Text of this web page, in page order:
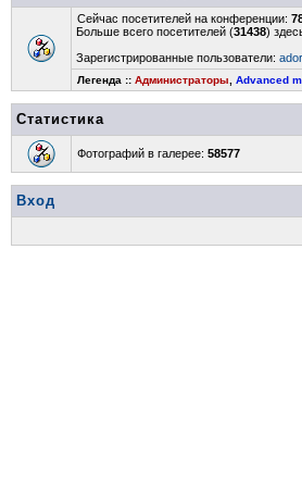
Сейчас посетителей на конференции:
Больше всего посетителей (31438)
Зарегистрированные пользователи: ador
Легенда :: Администраторы Advanced
Статистика
Фотографий в галерее: 58577
Вход